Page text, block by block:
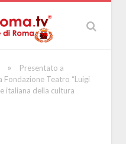
»
Presentato a
Teatro “Luigi
italiana della cultura